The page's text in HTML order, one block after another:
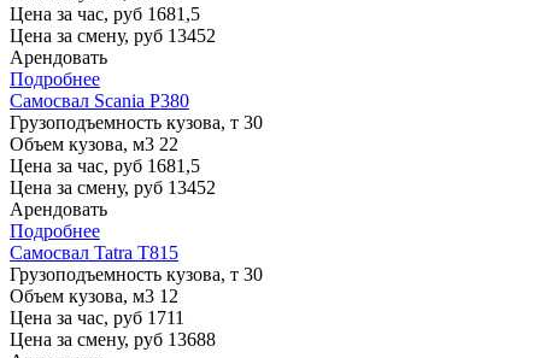
Цена за час, руб 1681,5
Цена за смену, руб 13452
Арендовать
Подробнее
Самосвал Scania P380
Грузоподъемность кузова, т 30
Объем кузова, м3 22
Цена за час, руб 1681,5
Цена за смену, руб 13452
Арендовать
Подробнее
Самосвал Tatra T815
Грузоподъемность кузова, т 30
Объем кузова, м3 12
Цена за час, руб 1711
Цена за смену, руб 13688